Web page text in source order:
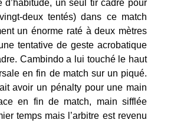
d’habitude, un seul tir cadré pour
deux tentés) dans ce match
un énorme raté à deux mètres
tentative de geste acrobatique
Cambindo a lui touché le haut
en fin de match sur un piqué.
avoir un pénalty pour une main
en fin de match, main sifflée
temps mais l’arbitre est revenu